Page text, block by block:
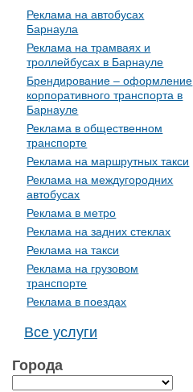
Реклама на автобусах
Барнаула
Реклама на трамваях и
троллейбусах в Барнауле
Брендирование – оформление
корпоративного транспорта в
Барнауле
Реклама в общественном
транспорте
Реклама на маршрутных такси
Реклама на междугородних
автобусах
Реклама в метро
Реклама на задних стеклах
Реклама на такси
Реклама на грузовом
транспорте
Реклама в поездах
Все услуги
Города